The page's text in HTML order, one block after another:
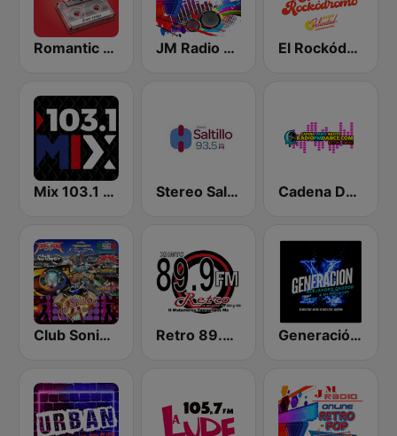
Romantic Vibes JM Radio 80s y 90s El Rockódromo de Felicidad
Mix 103.1 León Stereo Saltillo 93.5 Cadena Dance México
Club Sonidero Retro 89.9 FM Generación X 80s 90s